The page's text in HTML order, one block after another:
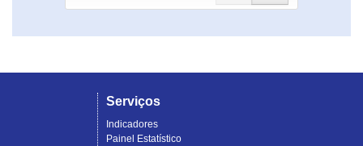
Serviços
Indicadores
Painel Estatístico